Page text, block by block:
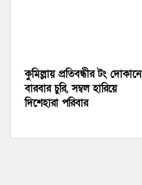
কুমিল্লায় প্রতিবন্ধীর টং দোকানে
বারবার চুরি, সম্বল হারিয়ে
দিশেহারা পরিবার